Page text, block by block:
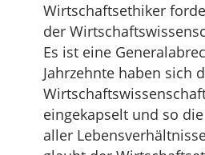
Wirtschaftsethiker
der
Es ist eine
Jahrzehnte haben sich
eingekapselt und so
aller